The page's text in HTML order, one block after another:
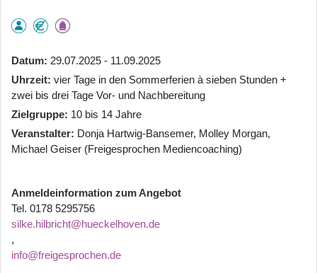
Datum 29.07.2025 - 11.09.2025
Uhrzeit vier Tage in den Sommerferien à sieben Stunden +
zwei bis drei Tage Vor- und Nachbereitung
Zielgruppe 10 bis 14 Jahre
Veranstalter Donja Hartwig-Bansemer, Molley Morgan,
Michael Geiser (Freigesprochen Mediencoaching)
Anmeldeinformation zum Angebot
Tel. 0178 5295756
silke.hilbricht@hueckelhoven.de
,
info@freigesprochen.de